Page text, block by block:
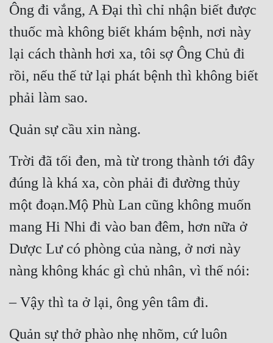
Ông đi vắng, A Đại thì chỉ nhận biết được
thuốc mà không biết khám bệnh, nơi này
lại cách thành hơi xa, tôi sợ Ông Chủ đi
rồi, nếu thế tử lại phát bệnh thì không biết
phải làm sao.
Quản sự cầu xin nàng.
Trời đã tối đen, mà từ trong thành tới đây
đúng là khá xa, còn phải đi đường thủy
một đoạn.Mộ Phù Lan cũng không muốn
mang Hi Nhi đi vào ban đêm, hơn nữa ở
Dược Lư có phòng của nàng, ở nơi này
nàng không khác gì chủ nhân, vì thế nói:
– Vậy thì ta ở lại, ông yên tâm đi.
Quản sự thở phào nhẹ nhõm, cứ luôn